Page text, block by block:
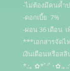
-ไม่ต้องมีคนค้ำ
-ดอกเบี้ย  7%
-ผ่อน 36 เดือน
***เอกสารจัดไ
เงินเดือนหรือสลิ
*.:｡ ✿*ﾟ‘ﾟ･✿.｡